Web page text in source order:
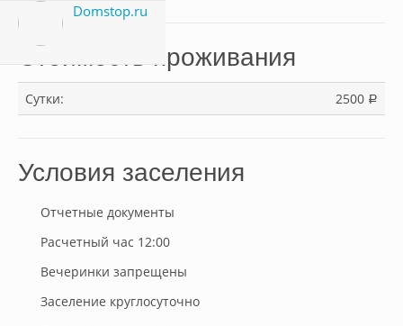
Domstop.ru
Стоимость проживания
Сутки: 2500 a
Условия заселения
Отчетные документы
Расчетный час 12:00
Вечеринки запрещены
Заселение круглосуточно